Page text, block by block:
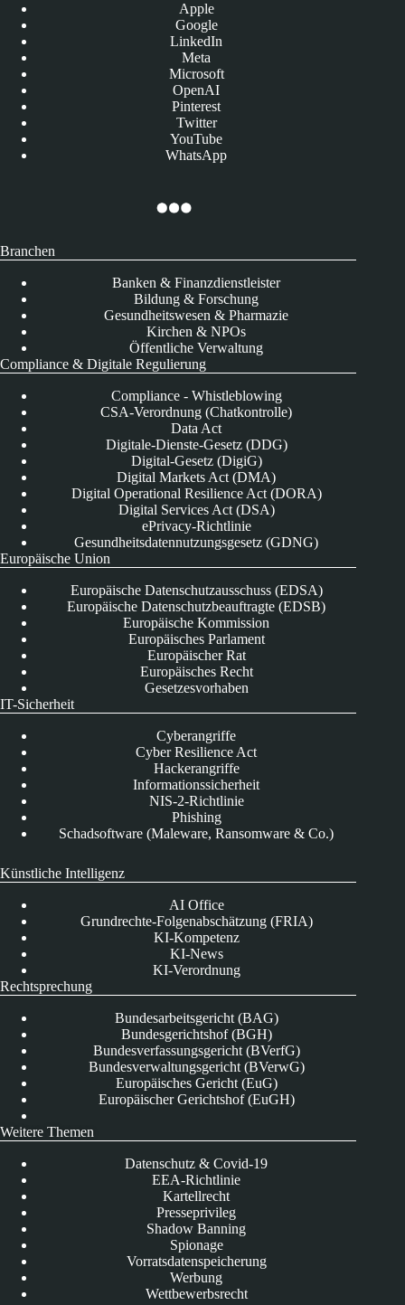
Apple
Google
LinkedIn
Meta
Microsoft
OpenAI
Pinterest
Twitter
YouTube
WhatsApp
Branchen
Banken & Finanzdienstleister
Bildung & Forschung
Gesundheitswesen & Pharmazie
Kirchen & NPOs
Öffentliche Verwaltung
Compliance & Digitale Regulierung
Compliance - Whistleblowing
CSA-Verordnung (Chatkontrolle)
Data Act
Digitale-Dienste-Gesetz (DDG)
Digital-Gesetz (DigiG)
Digital Markets Act (DMA)
Digital Operational Resilience Act (DORA)
Digital Services Act (DSA)
ePrivacy-Richtlinie
Gesundheitsdatennutzungsgesetz (GDNG)
Europäische Union
Europäische Datenschutzausschuss (EDSA)
Europäische Datenschutzbeauftragte (EDSB)
Europäische Kommission
Europäisches Parlament
Europäischer Rat
Europäisches Recht
Gesetzesvorhaben
IT-Sicherheit
Cyberangriffe
Cyber Resilience Act
Hackerangriffe
Informationssicherheit
NIS-2-Richtlinie
Phishing
Schadsoftware (Maleware, Ransomware & Co.)
Künstliche Intelligenz
AI Office
Grundrechte-Folgenabschätzung (FRIA)
KI-Kompetenz
KI-News
KI-Verordnung
Rechtsprechung
Bundesarbeitsgericht (BAG)
Bundesgerichtshof (BGH)
Bundesverfassungsgericht (BVerfG)
Bundesverwaltungsgericht (BVerwG)
Europäisches Gericht (EuG)
Europäischer Gerichtshof (EuGH)
Weitere Themen
Datenschutz & Covid-19
EEA-Richtlinie
Kartellrecht
Presseprivileg
Shadow Banning
Spionage
Vorratsdatenspeicherung
Werbung
Wettbewerbsrecht